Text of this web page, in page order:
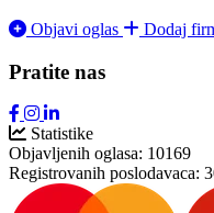
Objavi oglas Dodaj
Pratite nas
Statistike
Objavljenih oglasa: 10169
Registrovanih poslodavaca: